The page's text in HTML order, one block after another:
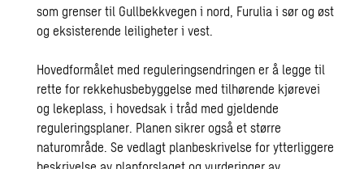
som grenser til Gullbekkvegen i nord, Furulia i sør og øst
og eksisterende leiligheter i vest.
Hovedformålet med reguleringsendringen er å legge til
rette for rekkehusbebyggelse med tilhørende kjørevei
og lekeplass, i hovedsak i tråd med gjeldende
reguleringsplaner. Planen sikrer også et større
naturområde. Se vedlagt planbeskrivelse for ytterliggere